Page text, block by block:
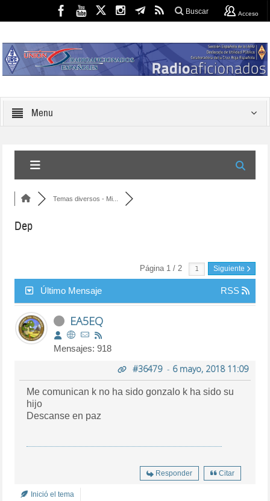
Buscar Acceso
Menu
Temas diversos - Mi...
Dep
Página 1 / 2 Siguiente
Último Mensaje RSS
EA5EQ
Mensajes: 918
#36479- 6 mayo, 2018 11:09
Me comunican k no ha sido gonzalo k ha sido su
hijo
Descanse en paz
Responder Citar
Inició el tema